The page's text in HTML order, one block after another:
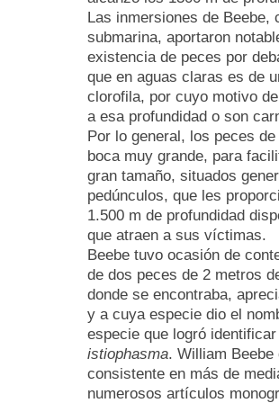
Las inmersiones de Beebe,
submarina, aportaron
existencia de peces por
que en aguas claras es de
clorofila, por cuyo motivo
a esa profundidad o son
Por lo general, los peces
boca muy grande, para
gran tamaño, situados
pedúnculos, que les
1.500 m de profundidad
que atraen a sus víctimas.
Beebe tuvo ocasión de
de dos peces de 2 metros
donde se encontraba,
y a cuya especie dio el
especie que logró
istiophasma. William
consistente en más de
numerosos artículos